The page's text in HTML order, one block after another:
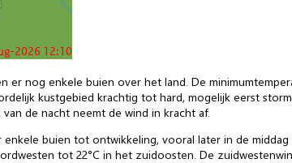
er nog enkele buien over het land. De
kustgebied krachtig tot hard, mogelijk eerst
de nacht neemt de wind in kracht af.
buien tot ontwikkeling, vooral later in de
tot 22°C in het zuidoosten. De